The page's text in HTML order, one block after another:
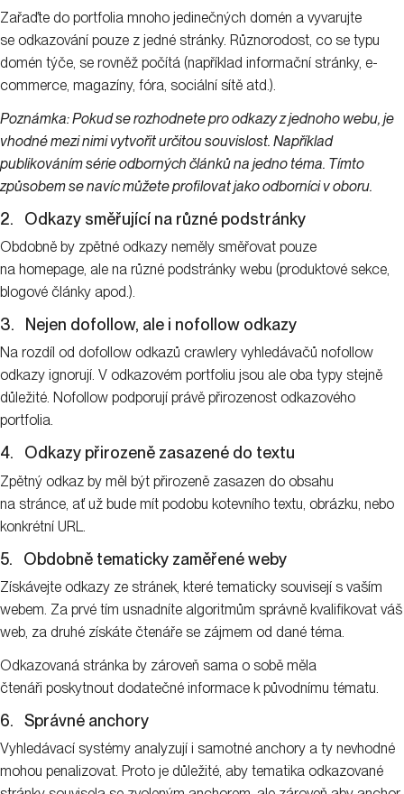
Zařaďte do portfolia mnoho jedinečných domén a vyvarujte
se odkazování pouze z jedné stránky. Různorodost, co se typu
domén týče, se rovněž počítá (například informační stránky, e-
commerce, magazíny, fóra, sociální sítě atd.).
Poznámka: Pokud se rozhodnete pro odkazy z jednoho webu, je
vhodné mezi nimi vytvořit určitou souvislost. Například
publikováním série odborných článků na jedno téma. Tímto
způsobem se navíc můžete profilovat jako odborníci v oboru.
2. Odkazy směřující na různé podstránky
Obdobně by zpětné odkazy neměly směřovat pouze
na homepage, ale na různé podstránky webu (produktové sekce,
blogové články apod.).
3. Nejen dofollow, ale i nofollow odkazy
Na rozdíl od dofollow odkazů crawlery vyhledávačů nofollow
odkazy ignorují. V odkazovém portfoliu jsou ale oba typy stejně
důležité. Nofollow podporují právě přirozenost odkazového
portfolia.
4. Odkazy přirozeně zasazené do textu
Zpětný odkaz by měl být přirozeně zasazen do obsahu
na stránce, ať už bude mít podobu kotevního textu, obrázku, nebo
konkrétní URL.
5. Obdobně tematicky zaměřené weby
Získávejte odkazy ze stránek, které tematicky souvisejí s vaším
webem. Za prvé tím usnadníte algoritmům správně kvalifikovat váš
web, za druhé získáte čtenáře se zájmem od dané téma.
Odkazovaná stránka by zároveň sama o sobě měla
čtenáři poskytnout dodatečné informace k původnímu tématu.
6. Správné anchory
Vyhledávací systémy analyzují i samotné anchory a ty nevhodné
mohou penalizovat. Proto je důležité, aby tematika odkazované